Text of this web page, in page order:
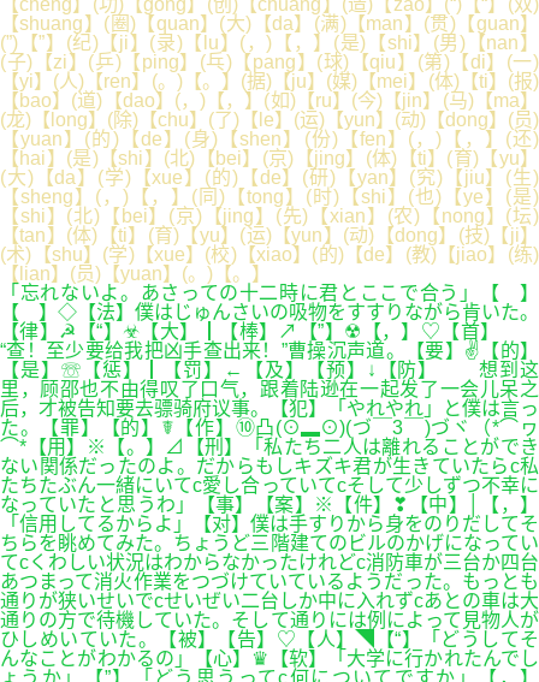
【cheng】(功)【gong】(创)【chuang】(造)【zao】(“)【“】(双)
【shuang】(圈)【quan】(大)【da】(满)【man】(贯)【guan】
(”)【”】(纪)【ji】(录)【lu】(，)【，】(是)【shi】(男)【nan】
(子)【zi】(乒)【ping】(乓)【pang】(球)【qiu】(第)【di】(一)
【yi】(人)【ren】(。)【。】(据)【ju】(媒)【mei】(体)【ti】(报)
【bao】(道)【dao】(，)【，】(如)【ru】(今)【jin】(马)【ma】
(龙)【long】(除)【chu】(了)【le】(运)【yun】(动)【dong】(员)
【yuan】(的)【de】(身)【shen】(份)【fen】(，)【，】(还)
【hai】(是)【shi】(北)【bei】(京)【jing】(体)【ti】(育)【yu】
(大)【da】(学)【xue】(的)【de】(研)【yan】(究)【jiu】(生)
【sheng】(，)【，】(同)【tong】(时)【shi】(也)【ye】(是)
【shi】(北)【bei】(京)【jing】(先)【xian】(农)【nong】(坛)
【tan】(体)【ti】(育)【yu】(运)【yun】(动)【dong】(技)【ji】
(术)【shu】(学)【xue】(校)【xiao】(的)【de】(教)【jiao】(练)
【lian】(员)【yuan】(。)【。】
「忘れないよ。あさっての十二時に君とここで合う」【 】
【 】◇【法】僕はじゅんさいの吸物をすすりながら肯いた。
【律】☭【“】☣【大】┃【棒】↗【”】☢【，】♡【首】
“查！至少要给我把凶手查出来！”曹操沉声道。【要】✌【的】
【是】☏【惩】┃【罚】←【及】【预】↓【防】 想到这
里，顾邵也不由得叹了口气，跟着陆逊在一起发了一会儿呆之
后，才被告知要去骠骑府议事。【犯】「やれやれ」と僕は言っ
た。【罪】【的】☤【作】⑩凸(⊙▂⊙)(づ￣3￣)づヾ（*⌒ヮ
⌒*【用】※【。】⊿【刑】「私たち二人は離れることができ
ない関係だったのよ。だからもしキズキ君が生きていたらc私
たちたぶん一緒にいてc愛し合っていてcそして少しずつ不幸に
なっていたと思うわ」【事】【案】※【件】❣【中】│【，】
「信用してるからよ」【对】僕は手すりから身をのりだしてそ
ちらを眺めてみた。ちょうど三階建てのビルのかげになってい
てcくわしい状況はわからなかったけれどc消防車が三台か四台
あつまって消火作業をつづけていているようだった。もっとも
通りが狭いせいでcせいぜい二台しか中に入れずcあとの車は大
通りの方で待機していた。そして通りには例によって見物人が
ひしめいていた。【被】【告】♡【人】◥【“】「どうしてそ
んなことがわかるの」【心】♛【软】「大学に行かれたんでし
ょうか」【”】「どう思うってc何についてですか」【，】